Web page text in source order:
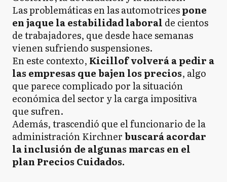
Las problemáticas en las automotricespone
en jaque la estabilidad laboral de cientos
de trabajadores, que desde hace semanas
vienen sufriendo suspensiones.
En este contexto, Kicillof volverá a pedir a
las empresas que bajen los precios, algo
que parece complicado por la situación
económica del sector y la carga impositiva
que sufren.
Además, trascendió que el funcionario de la
administración Kirchnerbuscará acordar
la inclusión de algunas marcas en el
plan Precios Cuidados.